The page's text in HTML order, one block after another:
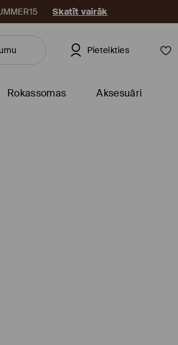
Skatīt vairāk
Pieteikties
Rokassomas Aksesuāri